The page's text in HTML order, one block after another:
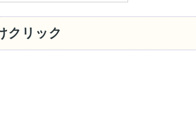
クリック